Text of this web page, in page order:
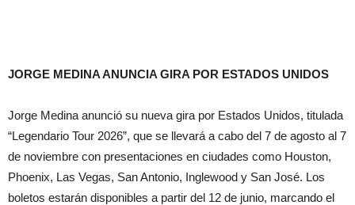
JORGE MEDINA ANUNCIA GIRA POR ESTADOS UNIDOS
Jorge Medina anunció su nueva gira por Estados Unidos, titulada
“Legendario Tour 2026”, que se llevará a cabo del 7 de agosto al 7
de noviembre con presentaciones en ciudades como Houston,
Phoenix, Las Vegas, San Antonio, Inglewood y San José. Los
boletos estarán disponibles a partir del 12 de junio, marcando el